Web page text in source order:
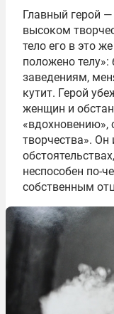
Главный герой
высоком
тело его в это
положено телу»:
заведениям,
кутит. Герой
женщин и
«вдохновению»,
творчества».
неспособен по-
собственным